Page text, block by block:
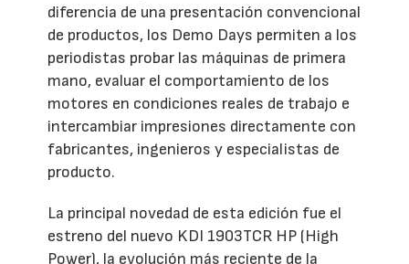
diferencia de una presentación convencional
de productos, los Demo Days permiten a los
periodistas probar las máquinas de primera
mano, evaluar el comportamiento de los
motores en condiciones reales de trabajo e
intercambiar impresiones directamente con
fabricantes, ingenieros y especialistas de
producto.
La principal novedad de esta edición fue el
estreno del nuevo KDI 1903TCR HP (High
Power), la evolución más reciente de la